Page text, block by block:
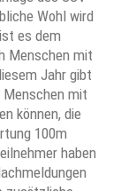
Wohl wird
es dem
Menschen mit
Jahr gibt
Menschen mit
können, die
100m
haben